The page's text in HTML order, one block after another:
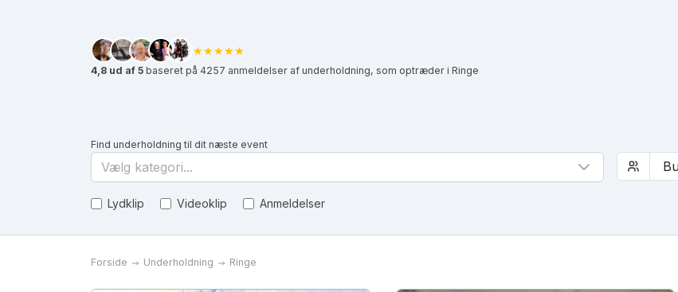
★★★★★
4,8 ud af 5 baseret på 4257 anmeldelser af underholdning, som optræder i Ringe
Find underholdning til dit næste event
Vælg kategori...
Lydklip Videoklip Anmeldelser
Forside Underholdning Ringe